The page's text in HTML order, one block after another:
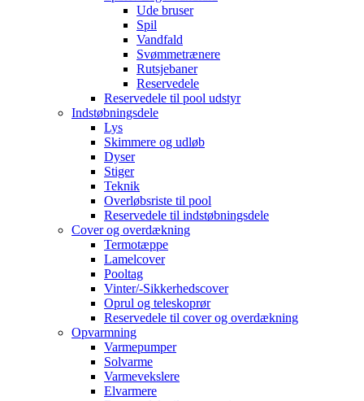
Ude bruser
Spil
Vandfald
Svømmetrænere
Rutsjebaner
Reservedele
Reservedele til pool udstyr
Indstøbningsdele
Lys
Skimmere og udløb
Dyser
Stiger
Teknik
Overløbsriste til pool
Reservedele til indstøbningsdele
Cover og overdækning
Termotæppe
Lamelcover
Pooltag
Vinter/-Sikkerhedscover
Oprul og teleskoprør
Reservedele til cover og overdækning
Opvarmning
Varmepumper
Solvarme
Varmevekslere
Elvarmere